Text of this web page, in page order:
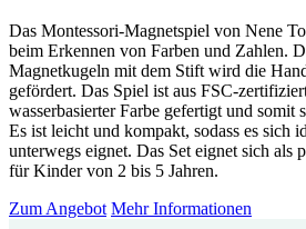
Das Montessori‑Magnetspiel von Nene
beim Erkennen von Farben und Zahlen.
Magnetkugeln mit dem Stift wird die
gefördert. Das Spiel ist aus
wasserbasierter Farbe gefertigt und somit
Es ist leicht und kompakt, sodass es sich
unterwegs eignet. Das Set eignet sich als
für Kinder von 2 bis 5 Jahren.
Zum Angebot Mehr Informationen